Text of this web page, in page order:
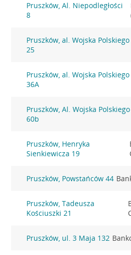
Pruszków, Al. Niepodległości
8
Pruszków, al. Wojska Polskiego
25
Pruszków, al. Wojska Polskiego
36A
Pruszków, Al. Wojska Polskiego
60b
Pruszków, Henryka
Sienkiewicza 19
Pruszków, Powstańców 44
Pruszków, Tadeusza
Kościuszki 21
Pruszków, ul. 3 Maja 132